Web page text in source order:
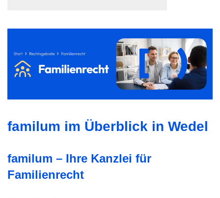
familum im Überblick in Wedel
familum – Ihre Kanzlei für
Familienrecht